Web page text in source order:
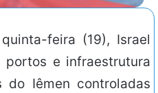
feira (19), Israel
portos e infraestrutura
Iêmen controladas